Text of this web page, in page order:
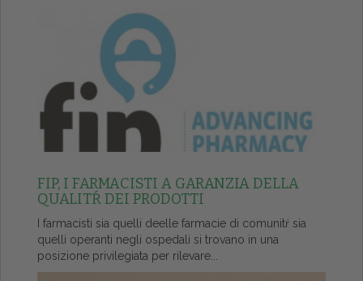
FIP, I FARMACISTI A GARANZIA DELLA
QUALITŔ DEI PRODOTTI
I farmacisti sia quelli deelle farmacie di comunitŕ sia
quelli operanti negli ospedali si trovano in una
posizione privilegiata per rilevare...